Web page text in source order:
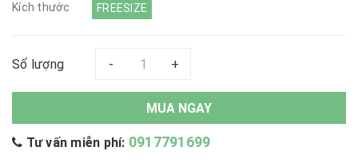
Kích thước FREESIZE
Số lượng +
-
MUA NGAY
Tư vấn miễn phí: 0917791699